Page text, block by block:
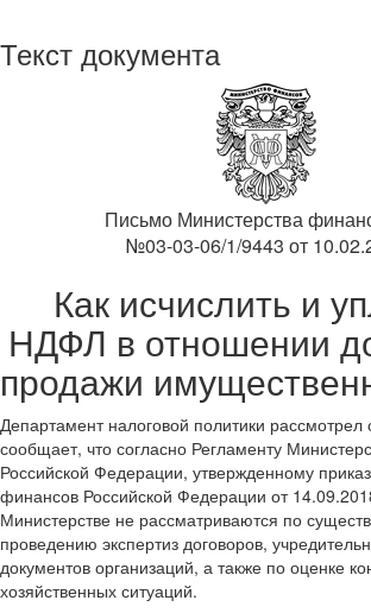
Текст документа
Письмо Министерства
№03-03-06/1/9443 от
Как исчислить и
НДФЛ в отношении
продажи
Департамент налоговой политики
сообщает, что согласно Регламенту
Российской Федерации, утвержденному
финансов Российской Федерации от
Министерстве не рассматриваются по
проведению экспертиз договоров,
документов организаций, а также по оценке
хозяйственных ситуаций.